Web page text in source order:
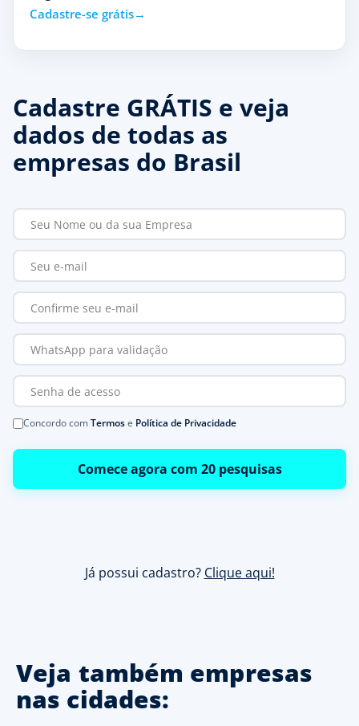
Cadastre-se grátis
Cadastre GRÁTIS e veja
dados de todas as
empresas do Brasil
Concordo comTermose Política de Privacidade
Comece agora com 20 pesquisas
Já possui cadastro? Clique aqui!
Veja também empresas
nas cidades: